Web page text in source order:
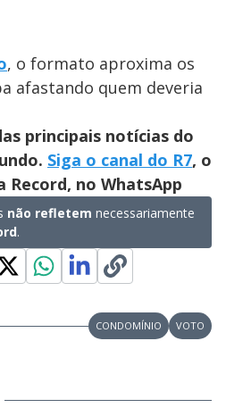
, o formato aproxima os
afastando quem deveria
principais notícias do
Siga o canal do R7, o
no WhatsApp
não refletem necessariamente
.
CONDOMÍNIO VOTO